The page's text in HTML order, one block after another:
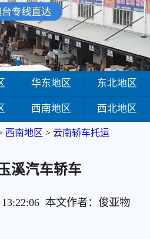
东北地区
华中地区
华南地区
西南地区
华东地区 东北地区
西南地区 西北地区
西南地区 > 云南轿车托运
溪汽车轿车
本文作者：俊亚物